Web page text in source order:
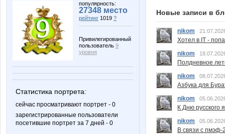
популярность:
27348 место
рейтинг 1019 ?
Привилегированный
пользователь 9
уровня
Статистика портрета:
сейчас просматривают портрет - 0
зарегистрированные пользователи
посетившие портрет за 7 дней - 0
Новые записи в
nikom
Хотел в IT -
nikom
Полдневное
nikom
Азбука для
nikom
К Дню русского
nikom
В связи с пмэф-